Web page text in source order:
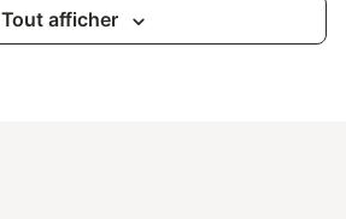
Tout afficher